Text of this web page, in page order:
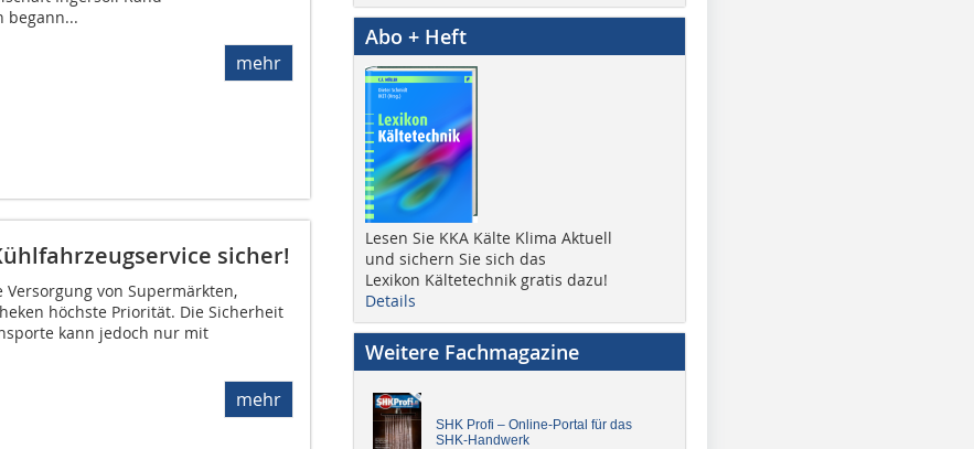
begann...
mehr
sicher!
von Supermärkten,
höchste Priorität. Die Sicherheit
kann jedoch nur mit
mehr
Abo + Heft
Lesen Sie KKA Kälte Klima Aktuell
und sichern Sie sich das
Lexikon Kältetechnik gratis dazu!
Details
Weitere Fachmagazine
SHK Profi – Online-Portal für das
SHK-Handwerk